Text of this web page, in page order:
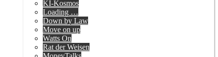
KI-Kosmos
Loading …
Down by Law
Move on up
Watts On
Rat der Weisen